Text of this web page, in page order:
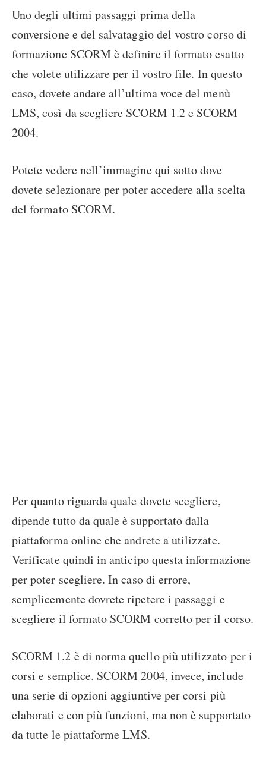
Uno degli ultimi passaggi prima della
conversione e del salvataggio del vostro corso di
formazione SCORM è definire il formato esatto
che volete utilizzare per il vostro file. In questo
caso, dovete andare all’ultima voce del menù
LMS, così da scegliere SCORM 1.2 e SCORM
2004.
Potete vedere nell’immagine qui sotto dove
dovete selezionare per poter accedere alla scelta
del formato SCORM.
Per quanto riguarda quale dovete scegliere,
dipende tutto da quale è supportato dalla
piattaforma online che andrete a utilizzate.
Verificate quindi in anticipo questa informazione
per poter scegliere. In caso di errore,
semplicemente dovrete ripetere i passaggi e
scegliere il formato SCORM corretto per il corso.
SCORM 1.2 è di norma quello più utilizzato per i
corsi e semplice. SCORM 2004, invece, include
una serie di opzioni aggiuntive per corsi più
elaborati e con più funzioni, ma non è supportato
da tutte le piattaforme LMS.